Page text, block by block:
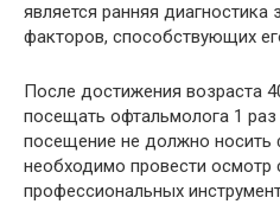
является ранняя
факторов, способствующих
После достижения возраста
посещать офтальмолога 1
посещение не должно носить
необходимо провести осмотр
профессиональных